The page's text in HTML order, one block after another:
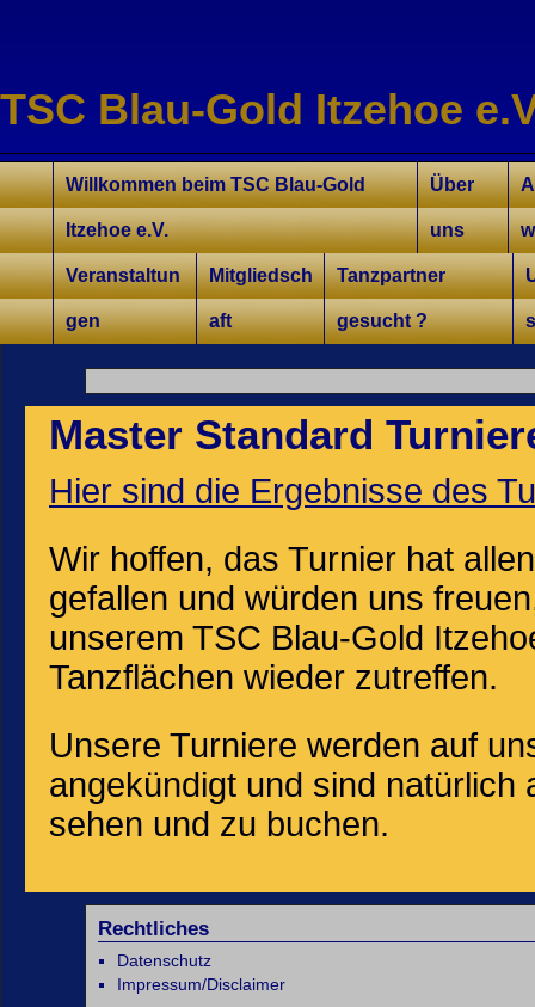
TSC Blau-Gold Itzehoe
Willkommen für Interessierte
Tanzkurse Aktuell
Unsere Trainer/innen
Turniersport
Jugend/Kinder
Willkommen beim TSC Blau-Gold
Itzehoe e.V.
Über
uns
Veranstaltun
gen
Mitgliedsch
aft
Tanzpartner
gesucht ?
Master Standard
Hier sind die Ergebnisse des
Wir hoffen, das Turnier hat
gefallen und würden uns
unserem TSC Blau-Gold
Tanzflächen wieder zutreffen.
Unsere Turniere werden auf
angekündigt und sind natürlich
sehen und zu buchen.
Rechtliches
Datenschutz
Impressum/Disclaimer